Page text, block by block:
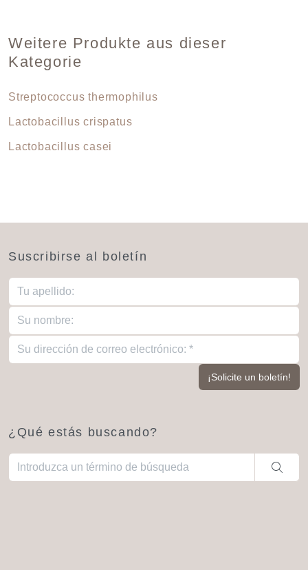
Weitere Produkte aus dieser
Kategorie
Streptococcus thermophilus
Lactobacillus crispatus
Lactobacillus casei
Suscribirse al boletín
¿Qué estás buscando?
Cuando hay resultados autocompletados, puedes utilizar